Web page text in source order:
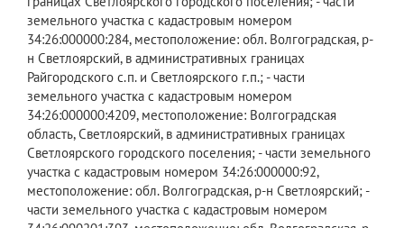
земельного участка с кадастровым номером
34:26:000000:284, местоположение: обл. Волгоградская, р-
н Светлоярский, в административных границах
Райгородского с.п. и Светлоярского г.п.; - части
земельного участка с кадастровым номером
34:26:000000:4209, местоположение: Волгоградская
область, Светлоярский, в административных границах
Светлоярского городского поселения; - части земельного
участка с кадастровым номером 34:26:000000:92,
местоположение: обл. Волгоградская, р-н Светлоярский; -
части земельного участка с кадастровым номером